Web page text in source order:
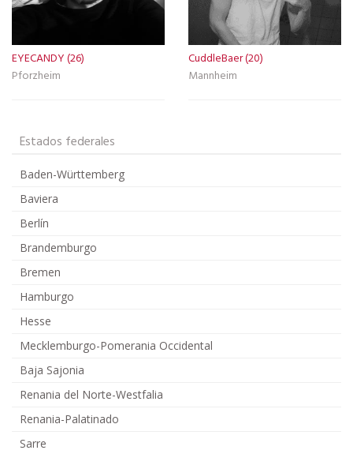
EYECANDY (26)
Pforzheim
CuddleBaer (20)
Mannheim
Estados federales
Baden-Württemberg
Baviera
Berlín
Brandemburgo
Bremen
Hamburgo
Hesse
Mecklemburgo-Pomerania Occidental
Baja Sajonia
Renania del Norte-Westfalia
Renania-Palatinado
Sarre